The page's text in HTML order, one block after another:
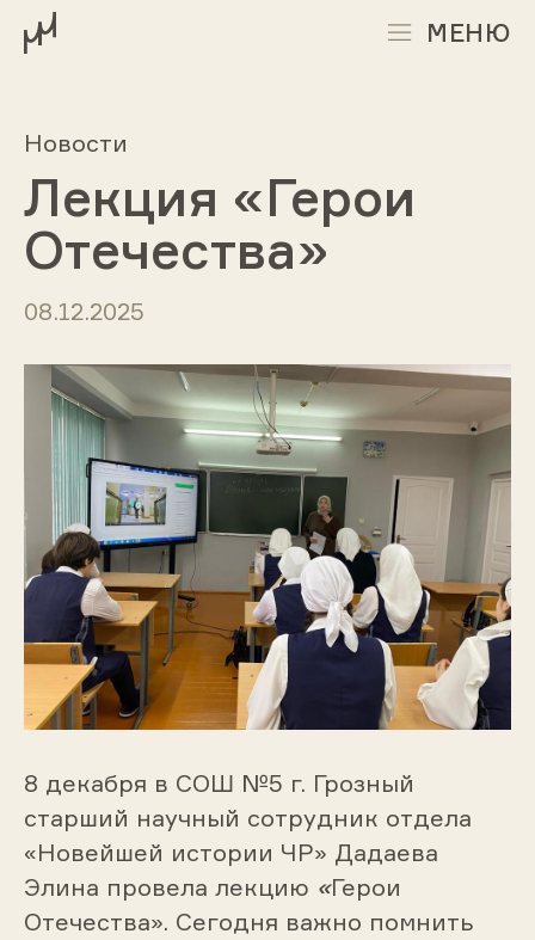
МЕНЮ
Новости
Лекция «Герои
Отечества»
08.12.2025
8 декабря в СОШ №5 г. Грозный
старший научный сотрудник отдела
«Новейшей истории ЧР» Дадаева
Элина провела лекцию «Герои
Отечества». Сегодня важно помнить